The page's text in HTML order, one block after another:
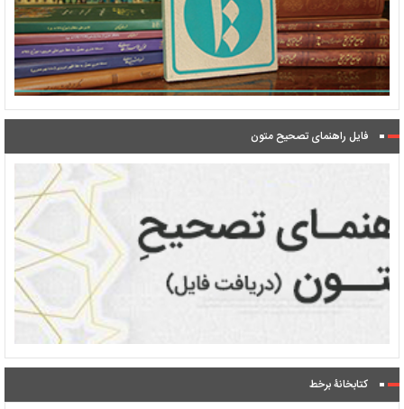
فایل راهنمای تصحیح متون
کتابخانۀ برخط